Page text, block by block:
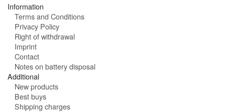
Information
Terms and Conditions
Privacy Policy
Right of withdrawal
Imprint
Contact
Notes on battery disposal
Additional
New products
Best buys
Shipping charges